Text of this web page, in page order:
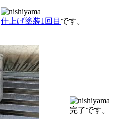
仕上げ塗装1回目 です。
完了です。